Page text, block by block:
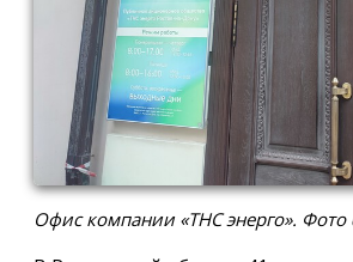
Офис компании «ТНС энерго». Фото